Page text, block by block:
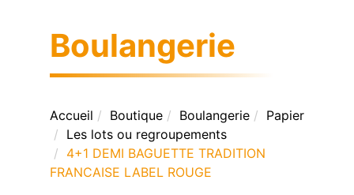
Boulangerie
Accueil Boutique Boulangerie
Papier
Les lots ou regroupements
4+1 DEMI BAGUETTE TRADITION
FRANCAISE LABEL ROUGE